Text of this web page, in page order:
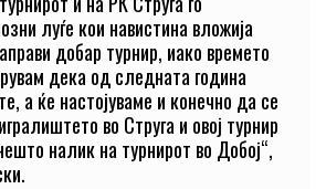
луѓе кои навистина вложија
добар турнир, иако времето
дека од следната година
а ќе настојуваме и конечно да се
во Струга и овој турнир
налик на турнирот во Добој“,